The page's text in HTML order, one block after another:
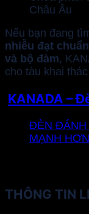
Châu Âu
Nếu bạn đang
nhiễu đạt
và bộ đàm,
cho tàu khai
KANADA –
ĐÈN ĐÁNH
MẠNH
THÔNG TIN